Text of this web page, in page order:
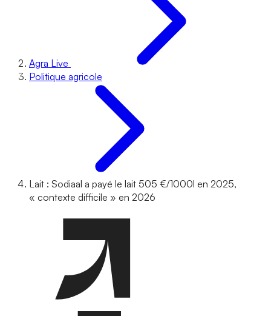
Agra Live
Politique agricole
Lait : Sodiaal a payé le lait 505 €/1000l en 2025,
« contexte difficile » en 2026